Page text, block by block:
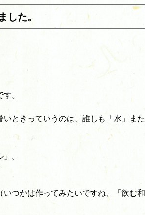
した。
。
ときっていうのは、誰しも「水」また
。
つかは作ってみたいですね、「飲む和